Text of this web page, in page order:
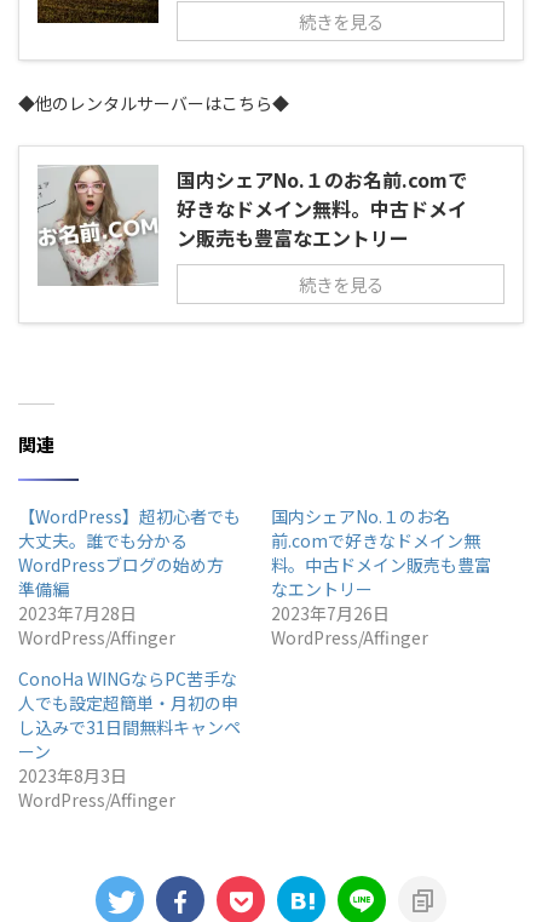
続きを見る
◆他のレンタルサーバーはこちら◆
国内シェアNo.１のお名前.comで
好きなドメイン無料。中古ドメイ
ン販売も豊富なエントリー
続きを見る
関連
【WordPress】超初心者でも
大丈夫。誰でも分かる
WordPressブログの始め方
準備編
2023年7月28日
WordPress/Affinger
国内シェアNo.１のお名
前.comで好きなドメイン無
料。中古ドメイン販売も豊富
なエントリー
2023年7月26日
WordPress/Affinger
ConoHa WINGならPC苦手な
人でも設定超簡単・月初の申
し込みで31日間無料キャンペ
ーン
2023年8月3日
WordPress/Affinger